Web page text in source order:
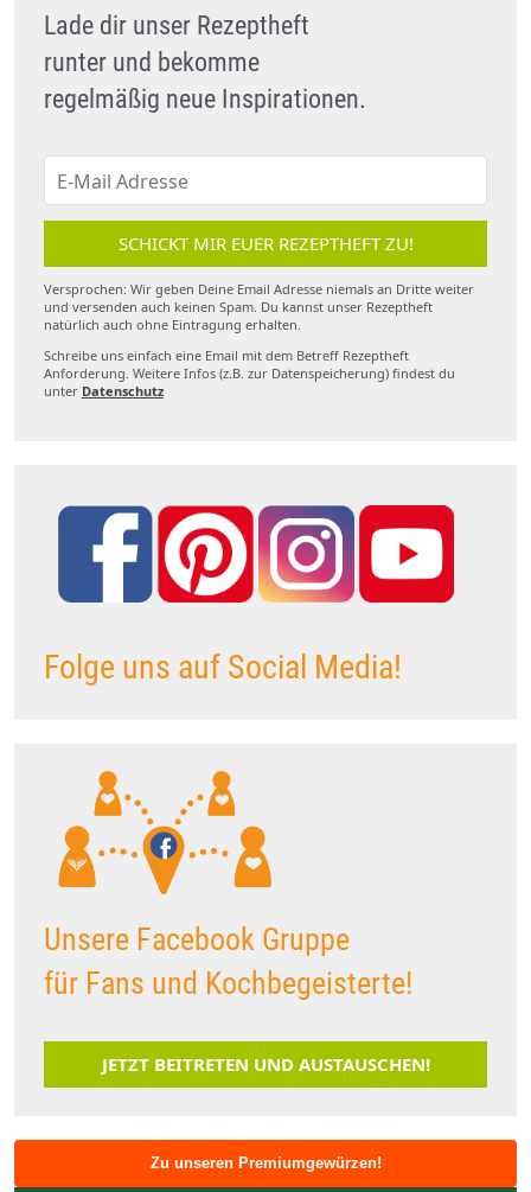
Lade dir unser Rezeptheft
runter und bekomme
regelmäßig neue Inspirationen.
SCHICKT MIR EUER REZEPTHEFT ZU!
Versprochen: Wir geben Deine Email Adresse niemals an Dritte weiter
und versenden auch keinen Spam. Du kannst unser Rezeptheft
natürlich auch ohne Eintragung erhalten.
Schreibe uns einfach eine Email mit dem Betreff Rezeptheft
Anforderung. Weitere Infos (z.B. zur Datenspeicherung) findest du
unter Datenschutz
Folge uns auf Social Media!
Unsere Facebook Gruppe
für Fans und Kochbegeisterte!
JETZT BEITRETEN UND AUSTAUSCHEN!
Zu unseren Premiumgewürzen!